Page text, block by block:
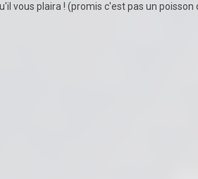
vous plaira ! (promis c'est pas un